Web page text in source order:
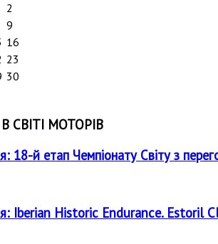
2
9
16
23
30
СВІТІ МОТОРІВ
18-й етап Чемпіонату Світу з
Iberian Historic Endurance. Estoril